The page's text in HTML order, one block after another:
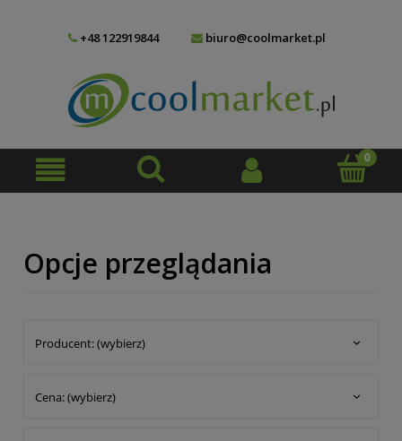
+48 122919844 biuro@coolmarket.pl
Opcje przeglądania
Producent: (wybierz)
Cena: (wybierz)